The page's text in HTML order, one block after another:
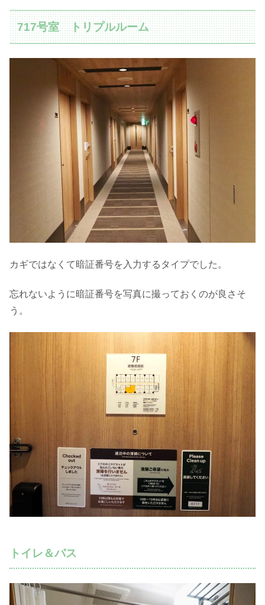
717号室 トリプルルーム
カギではなくて暗証番号を入力するタイプでした。
忘れないように暗証番号を写真に撮っておくのが良さそ
う。
トイレ＆バス